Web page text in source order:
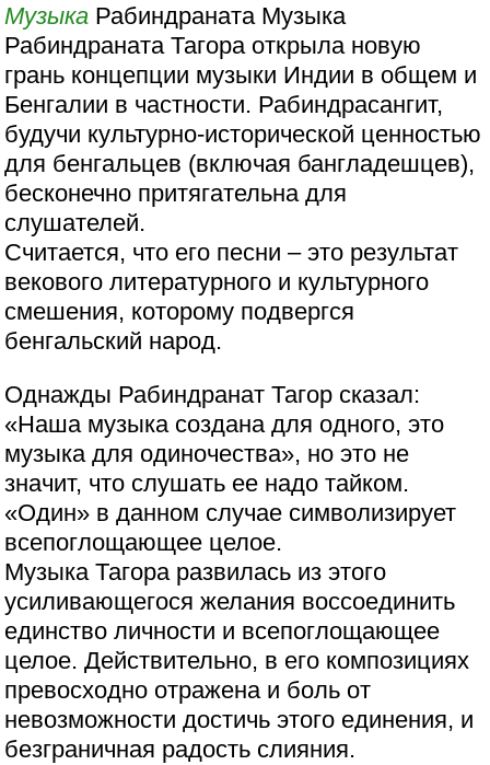
Музыка Рабиндраната Музыка
Рабиндраната Тагора открыла новую
грань концепции музыки Индии в общем и
Бенгалии в частности. Рабиндрасангит,
будучи культурно-исторической ценностью
для бенгальцев (включая бангладешцев),
бесконечно притягательна для
слушателей.
Считается, что его песни – это результат
векового литературного и культурного
смешения, которому подвергся
бенгальский народ.
Однажды Рабиндранат Тагор сказал:
«Наша музыка создана для одного, это
музыка для одиночества», но это не
значит, что слушать ее надо тайком.
«Один» в данном случае символизирует
всепоглощающее целое.
Музыка Тагора развилась из этого
усиливающегося желания воссоединить
единство личности и всепоглощающее
целое. Действительно, в его композициях
превосходно отражена и боль от
невозможности достичь этого единения, и
безграничная радость слияния.